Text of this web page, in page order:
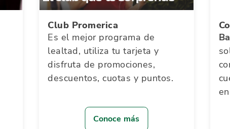
Club Promerica
Es el mejor programa de
lealtad, utiliza tu tarjeta y
disfruta de promociones,
descuentos, cuotas y puntos.
Conoce más